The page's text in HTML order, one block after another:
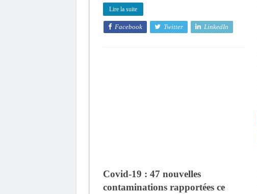
Lire la suite
Facebook Twitter LinkedIn
Covid-19 : 47 nouvelles
contaminations rapportées ce